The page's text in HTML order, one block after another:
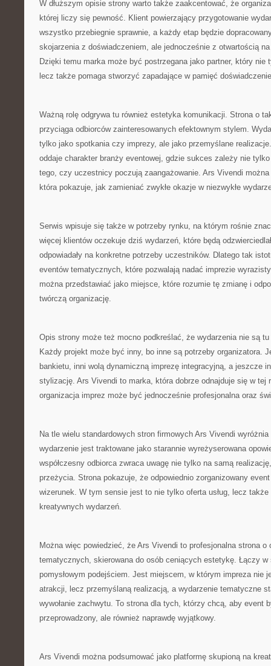
W dłuższym opisie strony warto także zaakcentować, że
której liczy się pewność. Klient powierzający przygotowanie
wszystko przebiegnie sprawnie, a każdy etap będzie
skojarzenia z doświadczeniem, ale jednocześnie z otwartością
Dzięki temu marka może być postrzegana jako partner, który nie
lecz także pomaga stworzyć zapadające w pamięć
Ważną rolę odgrywa tu również estetyka komunikacji. Strona o
przyciąga odbiorców zainteresowanych efektownym stylem.
tylko jako spotkania czy imprezy, ale jako przemyślane
oddaje charakter branży eventowej, gdzie sukces zależy nie
tego, czy uczestnicy poczują zaangażowanie. Ars Vivendi
która pokazuje, jak zamieniać zwykłe okazje w niezwykłe
Serwis wpisuje się także w potrzeby rynku, na którym rośnie
więcej klientów oczekuje dziś wydarzeń, które będą
odpowiadały na konkretne potrzeby uczestników. Dlatego tak
eventów tematycznych, które pozwalają nadać imprezie
można przedstawiać jako miejsce, które rozumie tę zmianę i
twórczą organizację.
Opis strony może też mocno podkreślać, że wydarzenia nie są
Każdy projekt może być inny, bo inne są potrzeby organizatora.
bankietu, inni wolą dynamiczną imprezę integracyjną, a jeszcze
stylizację. Ars Vivendi to marka, która dobrze odnajduje się w tej
organizacja imprez może być jednocześnie profesjonalna oraz
Na tle wielu standardowych stron firmowych Ars Vivendi
wydarzenie jest traktowane jako starannie wyreżyserowana
współczesny odbiorca zwraca uwagę nie tylko na samą
przeżycia. Strona pokazuje, że odpowiednio zorganizowany
wizerunek. W tym sensie jest to nie tylko oferta usług, lecz
kreatywnych wydarzeń.
Można więc powiedzieć, że Ars Vivendi to profesjonalna strona o
tematycznych, skierowana do osób ceniących estetykę. Łączy
pomysłowym podejściem. Jest miejscem, w którym impreza nie
atrakcji, lecz przemyślaną realizacją, a wydarzenie tematyczne
wywołanie zachwytu. To strona dla tych, którzy chcą, aby event
przeprowadzony, ale również naprawdę wyjątkowy.
Ars Vivendi można podsumować jako platformę skupioną na